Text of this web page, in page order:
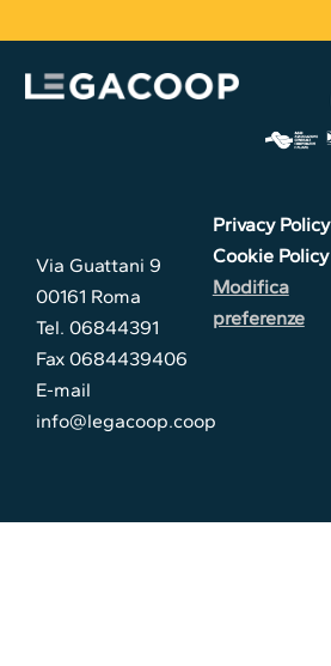
Via Guattani 9
00161 Roma
Tel. 06844391
Fax 0684439406
E-mail
info@legacoop.coop
Privacy Policy
Cookie Policy
Modifica
preferenze